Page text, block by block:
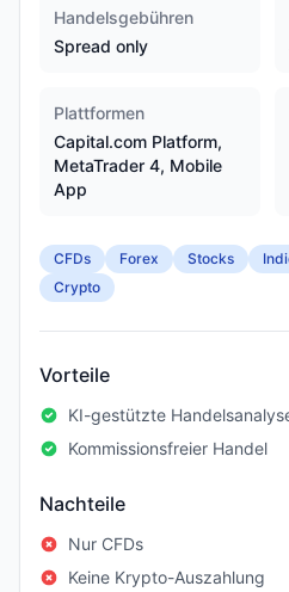
Handelsgebühren
Spread only
Plattformen
Capital.com Platform,
MetaTrader 4, Mobile
App
CFDs Forex Stocks
Crypto
Vorteile
KI-gestützte
Kommissionsfreier Handel
Nachteile
Nur CFDs
Keine Krypto-Auszahlung